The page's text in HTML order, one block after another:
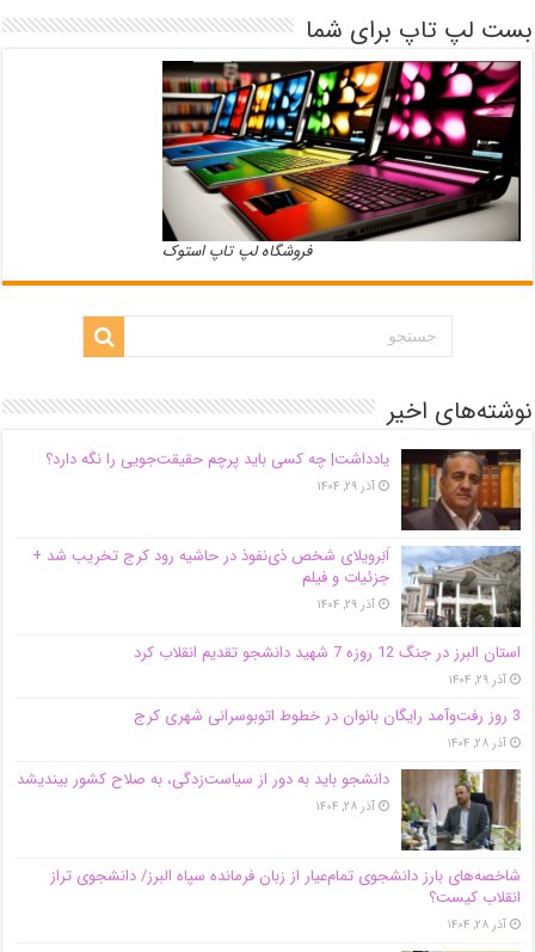
بست لپ تاپ برای شما
فروشگاه لپ تاپ استوک
نوشته‌های اخیر
یادداشت| ‌چه کسی باید پرچم حقیقت‌جویی را نگه دارد؟
آذر ۲۹, ۱۴۰۴
اَبَر‌ویلای شخص ذی‌نفوذ در حاشیه‌ رود کرج تخریب شد +
جزئیات و فیلم
آذر ۲۹, ۱۴۰۴
استان البرز در جنگ 12 روزه 7 شهید دانشجو تقدیم انقلاب کرد
آذر ۲۹, ۱۴۰۴
3 روز رفت‌وآمد رایگان بانوان در خطوط اتوبوسرانی شهری کرج
آذر ۲۸, ۱۴۰۴
دانشجو باید به دور از سیاست‌زدگی، به صلاح کشور بیندیشد
آذر ۲۸, ۱۴۰۴
شاخصه‌های بارز دانشجوی تمام‌عیار از زبان فرمانده سپاه البرز/ دانشجوی تراز
انقلاب کیست؟
آذر ۲۸, ۱۴۰۴